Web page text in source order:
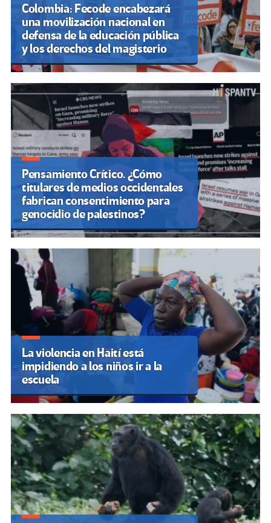
Colombia: Fecode encabezará
una movilización nacional en
defensa de la educación pública
y los derechos del magisterio
Pensamiento Crítico. ¿Cómo
titulares de medios occidentales
fabrican consentimiento para
genocidio de palestinos?
La violencia en Haití está
impidiendo a los niños ir a la
escuela